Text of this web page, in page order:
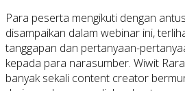
Para peserta mengikuti dengan
disampaikan dalam webinar ini,
tanggapan dan pertanyaan-
kepada para narasumber. Wiwit
banyak sekali content creator